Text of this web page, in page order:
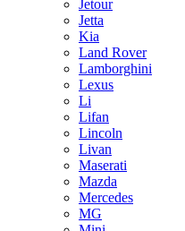
Jetour
Jetta
Kia
Land Rover
Lamborghini
Lexus
Li
Lifan
Lincoln
Livan
Maserati
Mazda
Mercedes
MG